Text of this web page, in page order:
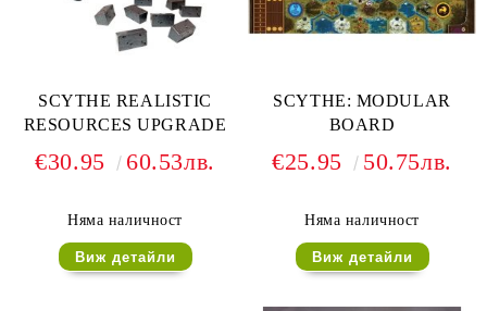
SCYTHE REALISTIC
RESOURCES UPGRADE
€30.95 60.53лв.
Няма наличност
Виж детайли
SCYTHE: MODULAR
BOARD
€25.95 50.75лв.
Няма наличност
Виж детайли